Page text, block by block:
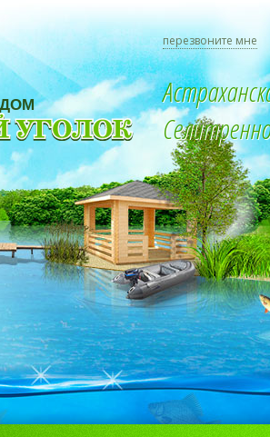
перезвоните мне